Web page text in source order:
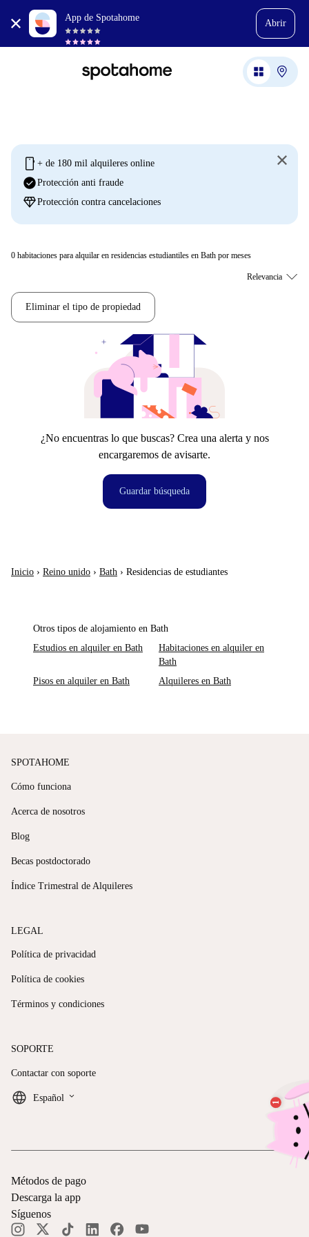
App de Spotahome
Abrir
mobile + de 180 mil alquileres online
check_circleProtección anti fraude
diamondProtección contra cancelaciones
0 habitaciones para alquilar en residencias estudiantiles en Bath por meses
Eliminar el tipo de propiedad
¿No encuentras lo que buscas? Crea una alerta y nos
encargaremos de avisarte.
Guardar búsqueda
Inicio › Reino unido › Bath › Residencias de estudiantes
Otros tipos de alojamiento en Bath
Estudios en alquiler en Bath
Habitaciones en alquiler en
Bath
Pisos en alquiler en Bath
Alquileres en Bath
SPOTAHOME
Cómo funciona
Acerca de nosotros
Blog
Becas postdoctorado
Índice Trimestral de Alquileres
LEGAL
Política de privacidad
Política de cookies
Términos y condiciones
SOPORTE
Contactar con soporte
Español keyboard_arrow_down
Métodos de pago
Descarga la app
Síguenos